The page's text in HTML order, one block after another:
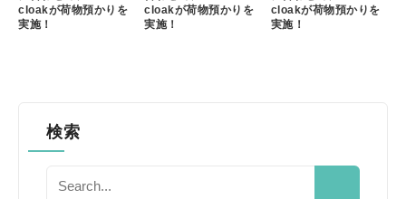
cloakが荷物預かりを
実施！
cloakが荷物預かりを
実施！
cloakが荷物預かりを
実施！
検索